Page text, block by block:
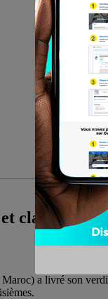
classement
a livré son